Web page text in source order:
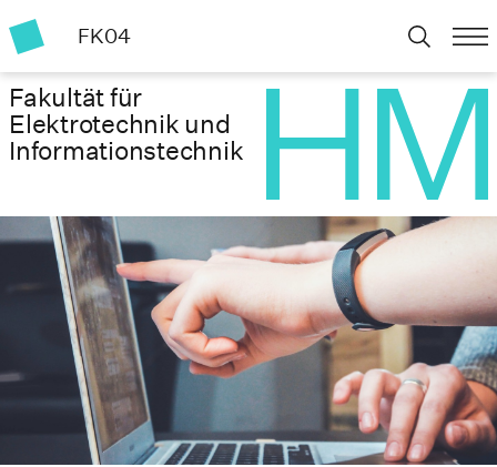
FK04
Fakultät für
Elektrotechnik und
Informationstechnik